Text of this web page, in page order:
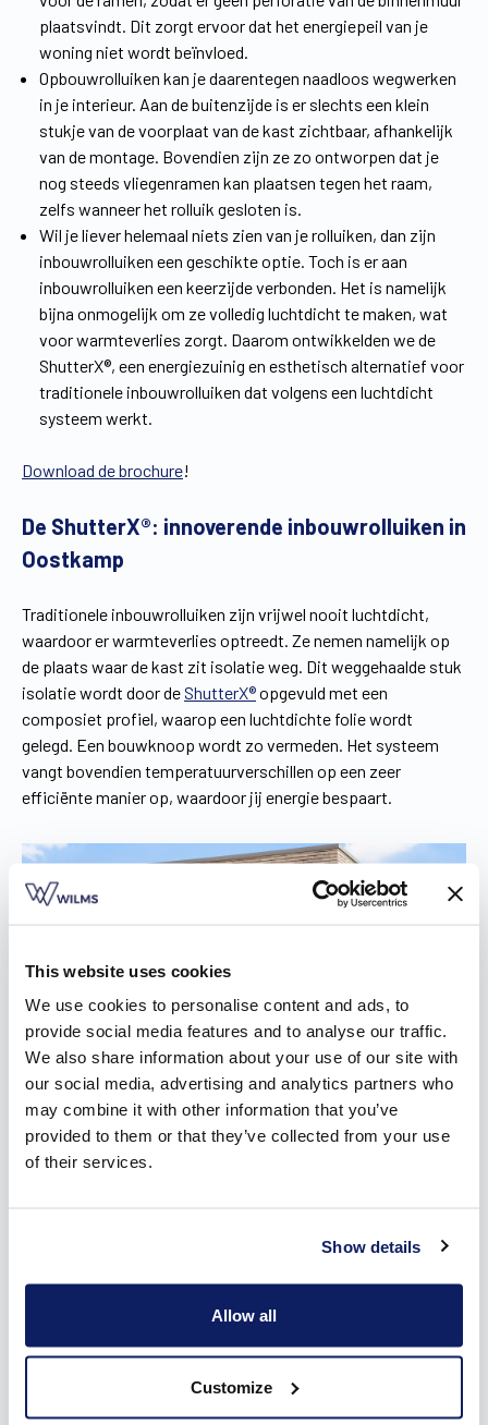
This website uses cookies
We use cookies to personalise content and ads, to
provide social media features and to analyse our traffic.
We also share information about your use of our site with
our social media, advertising and analytics partners who
may combine it with other information that you’ve
provided to them or that they’ve collected from your use
of their services.
Show details
Allow all
Customize
plaatsvindt. Dit zorgt ervoor dat het energiepeil van je
woning niet wordt beïnvloed.
Opbouwrolluiken kan je daarentegen naadloos wegwerken
in je interieur. Aan de buitenzijde is er slechts een klein
stukje van de voorplaat van de kast zichtbaar, afhankelijk
van de montage. Bovendien zijn ze zo ontworpen dat je
nog steeds vliegenramen kan plaatsen tegen het raam,
zelfs wanneer het rolluik gesloten is.
Wil je liever helemaal niets zien van je rolluiken, dan zijn
inbouwrolluiken een geschikte optie. Toch is er aan
inbouwrolluiken een keerzijde verbonden. Het is namelijk
bijna onmogelijk om ze volledig luchtdicht te maken, wat
voor warmteverlies zorgt. Daarom ontwikkelden we de
ShutterX®, een energiezuinig en esthetisch alternatief voor
traditionele inbouwrolluiken dat volgens een luchtdicht
systeem werkt.
Download de brochure!
De ShutterX®: innoverende inbouwrolluiken in
Oostkamp
Traditionele inbouwrolluiken zijn vrijwel nooit luchtdicht,
waardoor er warmteverlies optreedt. Ze nemen namelijk op
de plaats waar de kast zit isolatie weg. Dit weggehaalde stuk
isolatie wordt door deShutterX®opgevuld met een
composiet profiel, waarop een luchtdichte folie wordt
gelegd. Een bouwknoop wordt zo vermeden. Het systeem
vangt bovendien temperatuurverschillen op een zeer
efficiënte manier op, waardoor jij energie bespaart.
afwerkingsmogelijkheden worden bovendien ook 100% op
maat gemaakt. Dat betreft onder andere: